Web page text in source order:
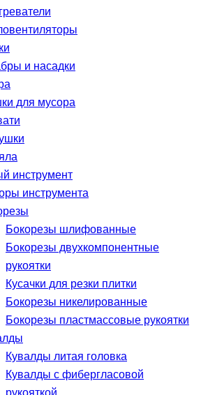
и насадки
для мусора
инструмент
инструмента
Бокорезы шлифованные
Бокорезы двухкомпонентные
рукоятки
Кусачки для резки плитки
Бокорезы никелированные
Бокорезы пластмассовые рукоятки
Кувалды литая головка
Кувалды с фибергласовой